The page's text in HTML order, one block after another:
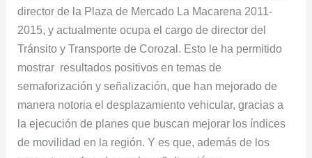
director de la Plaza de Mercado La Macarena 2011-
2015, y actualmente ocupa el cargo de director del
Tránsito y Transporte de Corozal. Esto le ha permitido
mostrar resultados positivos en temas de
semaforización y señalización, que han mejorado de
manera notoria el desplazamiento vehicular, gracias a
la ejecución de planes que buscan mejorar los índices
de movilidad en la región. Y es que, además de los